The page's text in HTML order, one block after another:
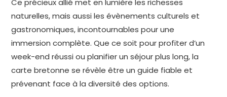
Ce précieux allié met en lumière les richesses
naturelles, mais aussi les évènements culturels et
gastronomiques, incontournables pour une
immersion complète. Que ce soit pour profiter d’un
week-end réussi ou planifier un séjour plus long, la
carte bretonne se révèle être un guide fiable et
prévenant face à la diversité des options.